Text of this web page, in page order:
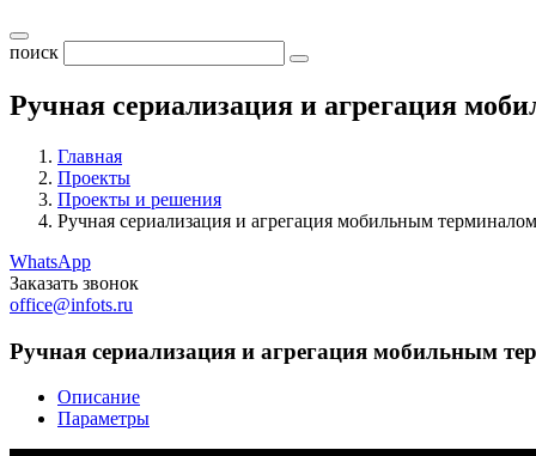
поиск
Ручная сериализация и агрегация
Главная
Проекты
Проекты и решения
Ручная сериализация и агрегация мобильным терминалом
WhatsApp
Заказать звонок
office@infots.ru
Ручная сериализация и агрегация мобильным
Описание
Параметры